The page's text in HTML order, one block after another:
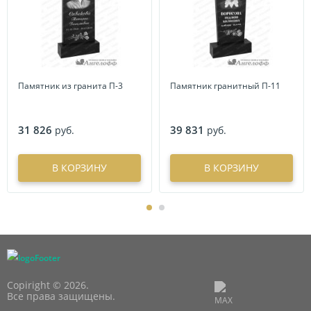
Памятник из гранита П-3
31 826 руб.
В КОРЗИНУ
Памятник гранитный П-11
39 831 руб.
В КОРЗИНУ
Copiright © 2026.
Все права защищены.